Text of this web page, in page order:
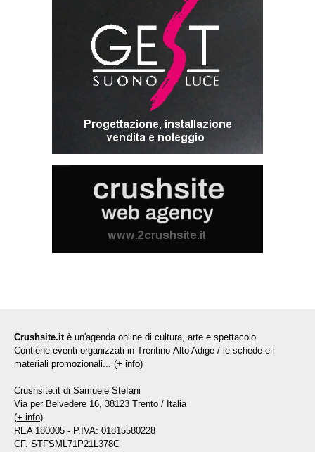
Crushsite.it è un'agenda online di cultura, arte e spettacolo.
Contiene eventi organizzati in Trentino-Alto Adige / le schede e i
materiali promozionali... (+ info)
Crushsite.it di Samuele Stefani
Via per Belvedere 16, 38123 Trento / Italia
(+ info)
REA 180005 - P.IVA: 01815580228
CF. STFSML71P21L378C